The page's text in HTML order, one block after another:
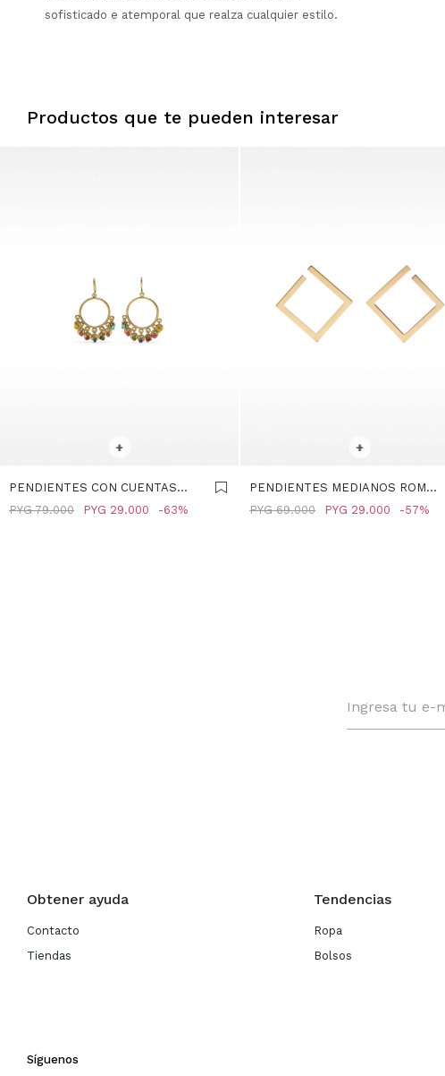
sofisticado e atemporal que realza cualquier estilo.
Productos que te pueden interesar
+
PENDIENTES CON CUENTAS
MULTICOLOR - MULTICOLOR
PYG 29.000
PYG 79.000 63
+
PENDIENTES MEDIANOS ROMBO
- DORADO
PYG 29.000
PYG 69.000 57
Obtener ayuda
Contacto
Tiendas
Tendencias
Ropa
Bolsos
Síguenos